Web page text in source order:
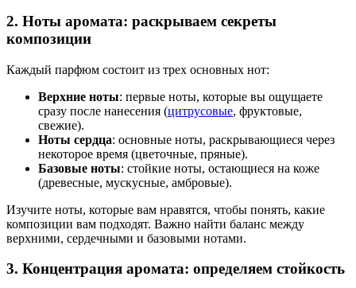
2. Ноты аромата: раскрываем секреты
композиции
Каждый парфюм состоит из трех основных нот:
Верхние ноты: первые ноты, которые вы ощущаете
сразу после нанесения (цитрусовые, фруктовые,
свежие).
Ноты сердца: основные ноты, раскрывающиеся через
некоторое время (цветочные, пряные).
Базовые ноты: стойкие ноты, остающиеся на коже
(древесные, мускусные, амбровые).
Изучите ноты, которые вам нравятся, чтобы понять, какие
композиции вам подходят. Важно найти баланс между
верхними, сердечными и базовыми нотами.
3. Концентрация аромата: определяем стойкость